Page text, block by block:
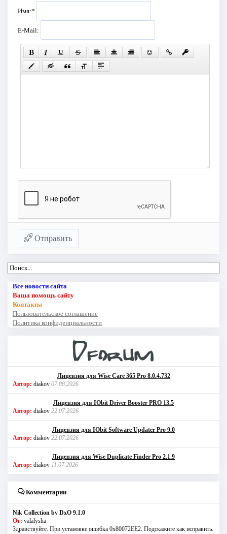
Имя:*
E-Mail:
Отправить
Все новости сайта
Ваша помощь сайту
Контакты
Пользовательское соглашение
Политика конфиденциальности
Лицензия для Wise Care 365 Pro 8.0.4.732
Автор: diakov 07.08.2026
Лицензия для IObit Driver Booster PRO 13.5
Автор: diakov 22.07.2026
Лицензия для IObit Software Updater Pro 9.0
Автор: diakov 22.07.2026
Лицензия для Wise Duplicate Finder Pro 2.1.9
Автор: diakov 11.07.2026
Комментарии
Nik Collection by DxO 9.1.0
От: valalysha
Здравствуйте. При установке ошибка 0х80072EE2. Подскажите как исправить.